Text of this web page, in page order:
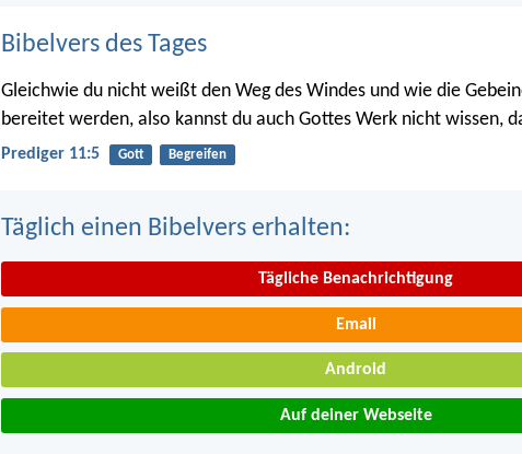
Bibelvers des Tages
Gleichwie du nicht weißt den Weg des Windes und wie die
bereitet werden, also kannst du auch Gottes Werk nicht wissen,
Prediger 11:5 Gott Begreifen
Täglich einen Bibelvers erhalten:
Tägliche Benachrichtigung
Email
Android
Auf deiner Webseite